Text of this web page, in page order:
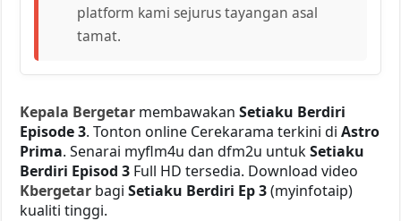
platform kami sejurus tayangan asal
tamat.
Kepala Bergetar membawakanSetiaku Berdiri
Episode 3. Tonton online Cerekarama terkini diAstro
Prima. Senarai myflm4u dan dfm2u untukSetiaku
Berdiri Episod 3 Full HD tersedia. Download video
Kbergetar bagiSetiaku Berdiri Ep 3(myinfotaip)
kualiti tinggi.